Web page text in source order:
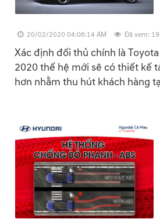
20/02/2020 04:06:14 AM Đã xem:
Xác định đối thủ chính là
2020 thế hệ mới sẽ có thiết kế
hơn nhằm thu hút khách hàng